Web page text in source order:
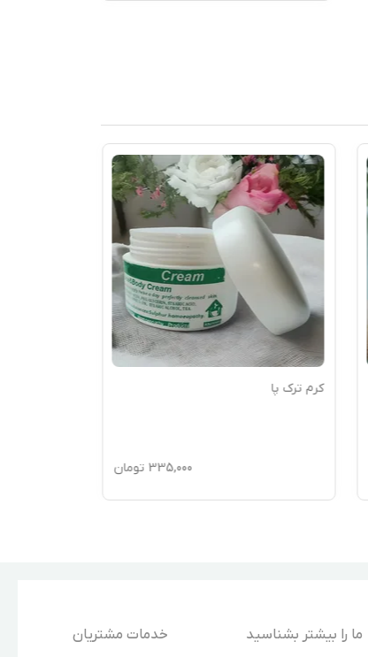
کرم ترک پا
335,000 تومان
ما را بیشتر بشناسید خدمات مشتریان